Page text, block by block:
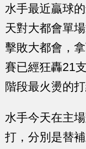
水手最近贏球
天對大都會單
擊敗大都會，
賽已經狂轟21
階段最火燙的打
水手今天在主
打，分別是替